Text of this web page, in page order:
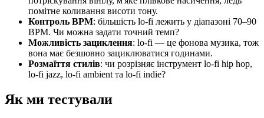
помітне коливання висоти тону.
Контроль BPM: більшість lo-fi лежить у діапазоні 70–90
BPM. Чи можна задати точний темп?
Можливість зациклення: lo-fi — це фонова музика, тож
вона має безшовно зациклюватися годинами.
Розмаїття стилів: чи розрізняє інструмент lo-fi hip hop,
lo-fi jazz, lo-fi ambient та lo-fi indie?
Як ми тестували